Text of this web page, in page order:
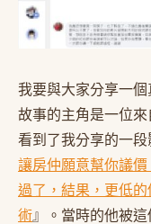
我要與大家分享一個
故事的主角是一位
看到了我分享的一
讓房仲願意幫你議
過了，結果，更低
術』。當時的他被